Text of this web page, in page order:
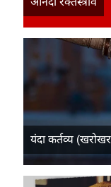
यंदा कर्तव्य